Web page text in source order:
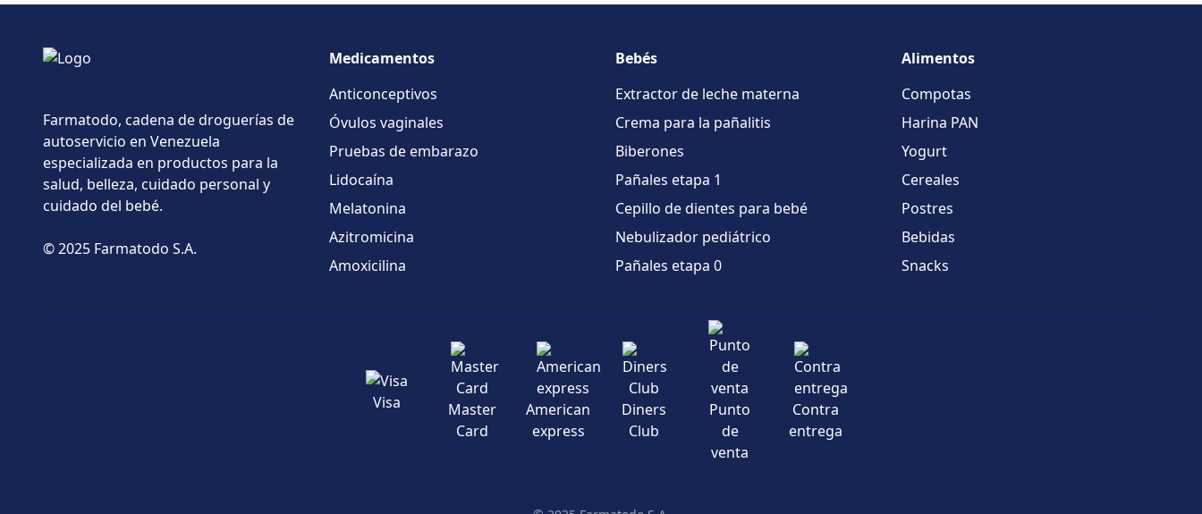
Farmatodo, cadena de droguerías de
autoservicio en Venezuela
especializada en productos para la
salud, belleza, cuidado personal y
cuidado del bebé.
© 2025 Farmatodo S.A.
Medicamentos
Anticonceptivos
Óvulos vaginales
Pruebas de embarazo
Lidocaína
Melatonina
Azitromicina
Amoxicilina
Bebés
Extractor de leche materna
Crema para la pañalitis
Biberones
Pañales etapa 1
Cepillo de dientes para bebé
Nebulizador pediátrico
Pañales etapa 0
Alimentos
Compotas
Harina PAN
Yogurt
Cereales
Postres
Bebidas
Snacks
Visa
Master
Card
American
express
Diners
Club
Punto
de
venta
Contra
entrega